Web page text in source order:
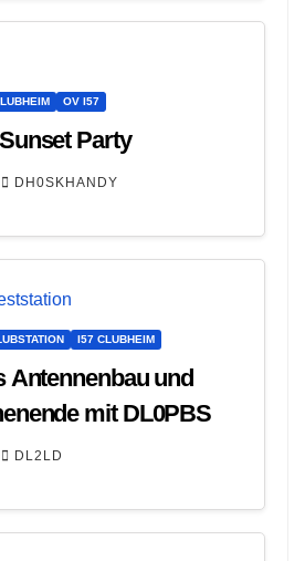
OV I57
Party
DH0SKHANDY
I57 CLUBHEIM
Antennenbau und
mit DL0PBS
DL2LD